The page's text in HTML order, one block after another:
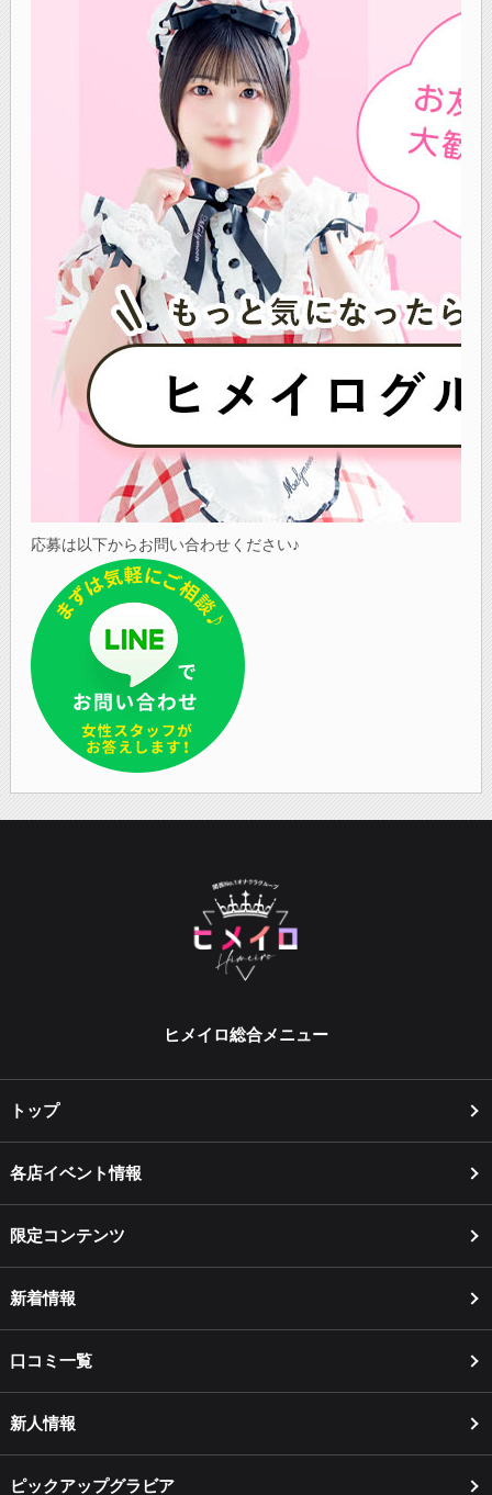
応募は以下からお問い合わせください♪
ヒメイロ総合メニュー
トップ
各店イベント情報
限定コンテンツ
新着情報
口コミ一覧
新人情報
ピックアップグラビア